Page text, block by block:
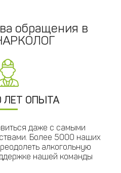
обращения в
ЛЕТ ОПЫТА
даже с самыми
Более 5000 наших
алкогольную
нашей команды